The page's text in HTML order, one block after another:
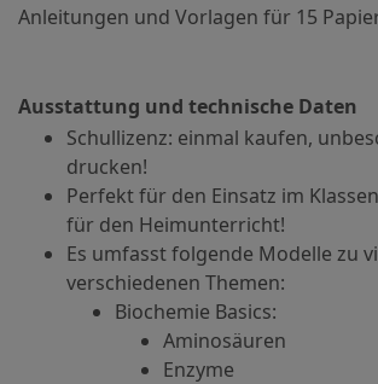
Anleitungen und Vorlagen für 15
Ausstattung und technische Daten
Schullizenz: einmal kaufen,
drucken!
Perfekt für den Einsatz im
für den Heimunterricht!
Es umfasst folgende Modelle zu
verschiedenen Themen:
Biochemie Basics:
Aminosäuren
Enzyme